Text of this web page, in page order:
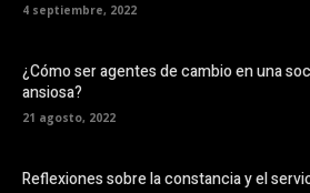
4 septiembre, 2022
¿Cómo ser agentes de cambio en una
ansiosa?
21 agosto, 2022
Reflexiones sobre la constancia y el